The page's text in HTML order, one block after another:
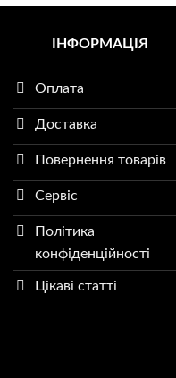
можна
вибрати
на
сторінці
товару
ІНФОРМАЦІЯ
Оплата
Доставка
Повернення товарів
Сервіс
Політика
конфіденційності
Цікаві статті